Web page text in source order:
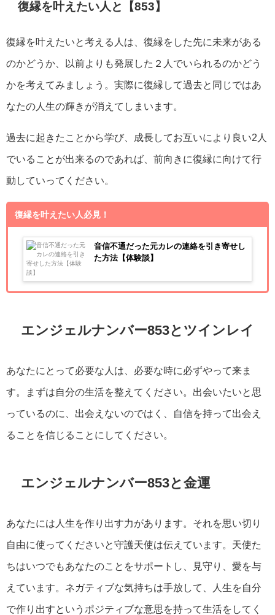
復縁を叶えたい人と【853】
復縁を叶えたいと考える人は、復縁をした先に未来がある
のかどうか、以前よりも発展した２人でいられるのかどう
かを考えてみましょう。実際に復縁して過去と同じではあ
なたの人生の輝きが消えてしまいます。
過去に起きたことから学び、成長してお互いにより良い2人
でいることが出来るのであれば、前向きに復縁に向けて行
動していってください。
復縁を叶えたい人必見！
音信不通だった元カレの連絡を引き寄せし
た方法【体験談】
エンジェルナンバー853とツインレイ
あなたにとって必要な人は、必要な時に必ずやって来ま
す。まずは自分の生活を整えてください。出会いたいと思
っているのに、出会えないのではく、自信を持って出会え
ることを信じることにしてください。
エンジェルナンバー853と金運
あなたには人生を作り出す力があります。それを思い切り
自由に使ってくださいと守護天使は伝えています。天使た
ちはいつでもあなたのことをサポートし、見守り、愛を与
えています。ネガティブな気持ちは手放して、人生を自分
で作り出すというポジティブな意思を持って生活をしてく